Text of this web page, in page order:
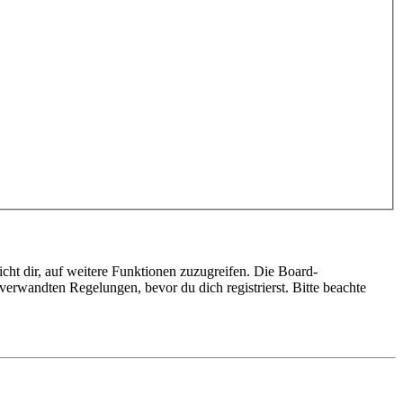
dir, auf weitere Funktionen zuzugreifen. Die Board-
Regelungen, bevor du dich registrierst. Bitte beachte